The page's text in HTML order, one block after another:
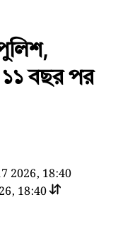
১১ বছর পর
2026, 18:40
18:40